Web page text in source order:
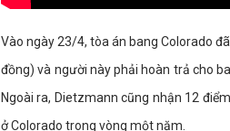
Vào ngày 23/4, tòa án bang Colorado
đồng) và người này phải hoàn trả cho
Ngoài ra, Dietzmann cũng nhận 12
ở Colorado trong vòng một năm.